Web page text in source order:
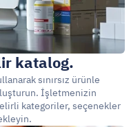
katalog.
sınırsız ürünle
İşletmenizin
kategoriler, seçenekler